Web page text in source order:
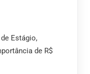
de Estágio,
de R$